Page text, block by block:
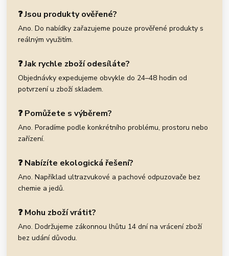
❓ Jsou produkty ověřené?
Ano. Do nabídky zařazujeme pouze prověřené produkty s
reálným využitím.
❓ Jak rychle zboží odesíláte?
Objednávky expedujeme obvykle do 24–48 hodin od
potvrzení u zboží skladem.
❓ Pomůžete s výběrem?
Ano. Poradíme podle konkrétního problému, prostoru nebo
zařízení.
❓ Nabízíte ekologická řešení?
Ano. Například ultrazvukové a pachové odpuzovače bez
chemie a jedů.
❓ Mohu zboží vrátit?
Ano. Dodržujeme zákonnou lhůtu 14 dní na vrácení zboží
bez udání důvodu.